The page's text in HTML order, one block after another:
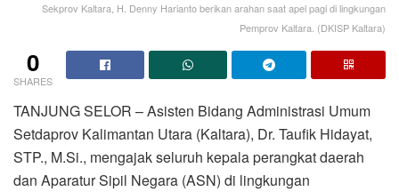
Sekprov Kaltara, H. Denny Harianto berikan arahan saat apel pagi di lingkungan
Pemprov Kaltara. (DKISP Kaltara)
0
SHARES
TANJUNG SELOR – Asisten Bidang Administrasi Umum
Setdaprov Kalimantan Utara (Kaltara), Dr. Taufik Hidayat,
STP., M.Si., mengajak seluruh kepala perangkat daerah
dan Aparatur Sipil Negara (ASN) di lingkungan